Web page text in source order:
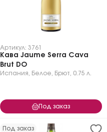
Артикул: 3761
Кава Jaume Serra Cava
Brut DO
Испания Белое Брют 0.75 л.
Под заказ
Под заказ